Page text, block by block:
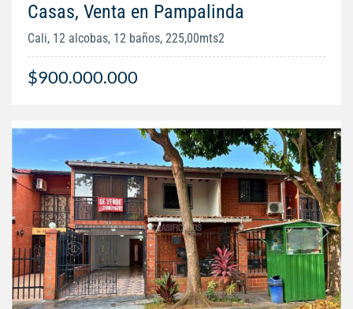
Casas, Venta en Pampalinda
Cali, 12 alcobas, 12 baños, 225,00mts2
$900.000.000